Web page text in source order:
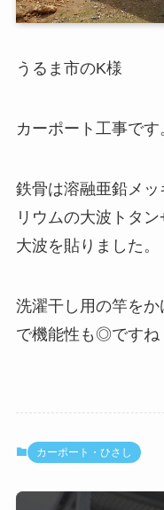
うるま市のK様
カーポート工事です
鉄骨は溶融亜鉛メ
リウムの大波トタ
大波を貼りました。
洗濯干し用の竿を
で機能性も◎ですね
カーポート・ひさし